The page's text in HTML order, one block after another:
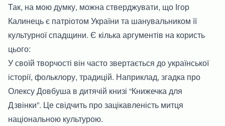
Так, на мою думку, можна стверджувати, що Ігор
Калинець є патріотом України та шанувальником її
культурної спадщини. Є кілька аргументів на користь
цього:
У своїй творчості він часто звертається до української
історії, фольклору, традицій. Наприклад, згадка про
Олексу Довбуша в дитячій книзі “Книжечка для
Дзвінки”. Це свідчить про зацікавленість митця
національною культурою.